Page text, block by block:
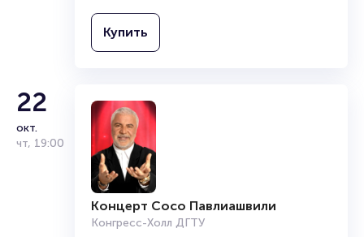
Купить
22
окт.
чт, 19:00
Концерт Сосо Павлиашвили
Конгресс-Холл ДГТУ